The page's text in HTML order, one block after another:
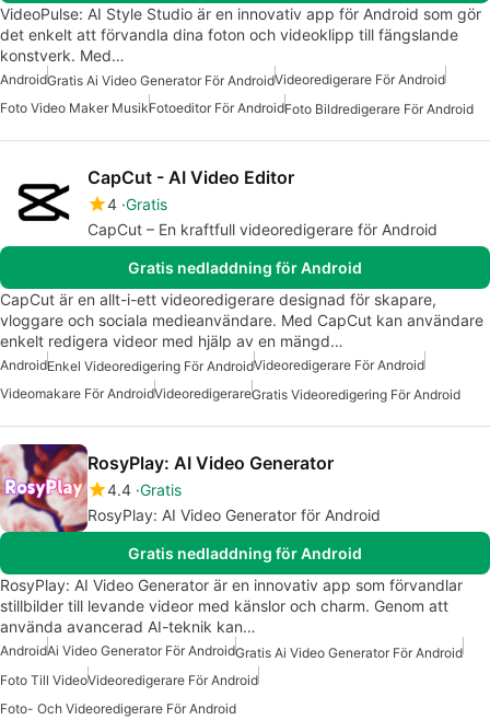
VideoPulse: AI Style Studio är en innovativ app för Android som gör
det enkelt att förvandla dina foton och videoklipp till fängslande
konstverk. Med…
AndroidGratis Ai Video Generator För AndroidVideoredigerare För Android
Foto Video Maker MusikFotoeditor För AndroidFoto Bildredigerare För Android
CapCut - AI Video Editor
4 Gratis
CapCut – En kraftfull videoredigerare för Android
Gratis nedladdning för Android
CapCut är en allt-i-ett videoredigerare designad för skapare,
vloggare och sociala medieanvändare. Med CapCut kan användare
enkelt redigera videor med hjälp av en mängd…
AndroidEnkel Videoredigering För AndroidVideoredigerare För Android
Videomakare För AndroidVideoredigerareGratis Videoredigering För Android
RosyPlay: AI Video Generator
4.4 Gratis
RosyPlay: AI Video Generator för Android
Gratis nedladdning för Android
RosyPlay: AI Video Generator är en innovativ app som förvandlar
stillbilder till levande videor med känslor och charm. Genom att
använda avancerad AI-teknik kan…
AndroidAi Video Generator För AndroidGratis Ai Video Generator För Android
Foto Till VideoVideoredigerare För Android
Foto- Och Videoredigerare För Android